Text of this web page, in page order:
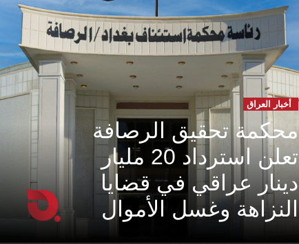
أخبار العراق
محكمة تحقيق الرصافة
تعلن استرداد 20 مليار
دينار عراقي في قضايا
النزاهة وغسل الأموال